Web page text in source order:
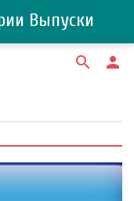
Выпуски
search person